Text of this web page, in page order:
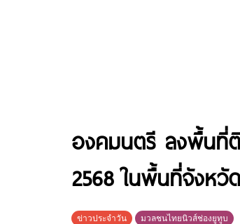
องคมนตรี ลงพื้นที่ติ
2568 ในพื้นที่จังหวั
ข่าวประจำวัน มวลชนไทยนิวส์ช่องยูทูบ